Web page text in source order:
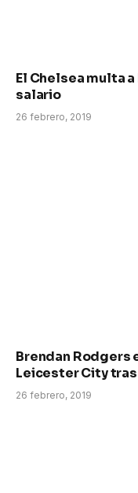
El Chelsea multa
salario
26 febrero, 2019
Brendan Rodgers
Leicester City
26 febrero, 2019